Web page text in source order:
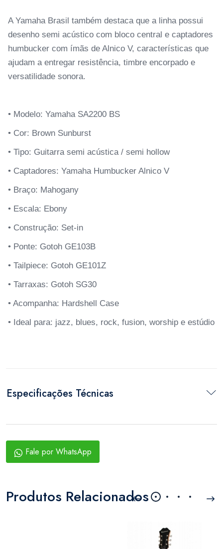
A Yamaha Brasil também destaca que a linha possui
desenho semi acústico com bloco central e captadores
humbucker com ímãs de Alnico V, características que
ajudam a entregar resistência, timbre encorpado e
versatilidade sonora.
• Modelo: Yamaha SA2200 BS
• Cor: Brown Sunburst
• Tipo: Guitarra semi acústica / semi hollow
• Captadores: Yamaha Humbucker Alnico V
• Braço: Mahogany
• Escala: Ebony
• Construção: Set-in
• Ponte: Gotoh GE103B
• Tailpiece: Gotoh GE101Z
• Tarraxas: Gotoh SG30
• Acompanha: Hardshell Case
• Ideal para: jazz, blues, rock, fusion, worship e estúdio
Especificações Técnicas
Fale por WhatsApp
Produtos Relacionados